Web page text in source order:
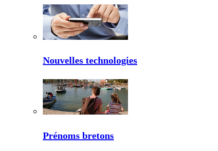
Nouvelles technologies
Prénoms bretons